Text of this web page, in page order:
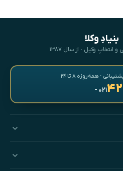
بنیادِ وکلا
انتخابِ وکیل · از سال ۱۳۸۷
· همه‌روزه ۸ تا ۲۴
- ۰۲۱